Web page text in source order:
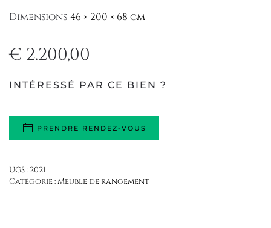
Dimensions 46 × 200 × 68 cm
€ 2.200,00
INTÉRESSÉ PAR CE BIEN ?
PRENDRE RENDEZ-VOUS
UGS : 2021
Catégorie :Meuble de rangement